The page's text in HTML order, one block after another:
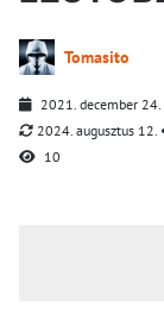
Tomasito
2021. december 24.
2024. augusztus 12.
10